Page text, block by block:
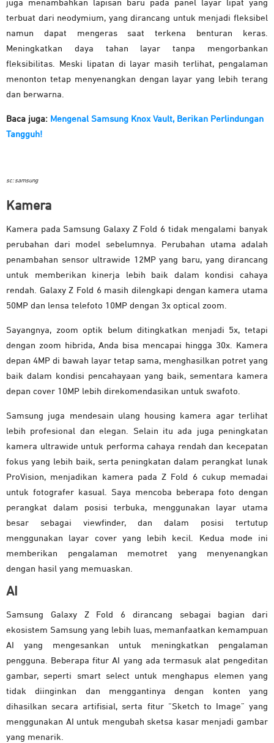
juga menambahkan lapisan baru pada panel layar lipat yang
terbuat dari neodymium, yang dirancang untuk menjadi fleksibel
namun dapat mengeras saat terkena benturan keras.
Meningkatkan daya tahan layar tanpa mengorbankan
fleksibilitas. Meski lipatan di layar masih terlihat, pengalaman
menonton tetap menyenangkan dengan layar yang lebih terang
dan berwarna.
Baca juga: Mengenal Samsung Knox Vault, Berikan Perlindungan
Tangguh!
sc: samsung
Kamera
Kamera pada Samsung Galaxy Z Fold 6 tidak mengalami banyak
perubahan dari model sebelumnya. Perubahan utama adalah
penambahan sensor ultrawide 12MP yang baru, yang dirancang
untuk memberikan kinerja lebih baik dalam kondisi cahaya
rendah. Galaxy Z Fold 6 masih dilengkapi dengan kamera utama
50MP dan lensa telefoto 10MP dengan 3x optical zoom.
Sayangnya, zoom optik belum ditingkatkan menjadi 5x, tetapi
dengan zoom hibrida, Anda bisa mencapai hingga 30x. Kamera
depan 4MP di bawah layar tetap sama, menghasilkan potret yang
baik dalam kondisi pencahayaan yang baik, sementara kamera
depan cover 10MP lebih direkomendasikan untuk swafoto.
Samsung juga mendesain ulang housing kamera agar terlihat
lebih profesional dan elegan. Selain itu ada juga peningkatan
kamera ultrawide untuk performa cahaya rendah dan kecepatan
fokus yang lebih baik, serta peningkatan dalam perangkat lunak
ProVision, menjadikan kamera pada Z Fold 6 cukup memadai
untuk fotografer kasual. Saya mencoba beberapa foto dengan
perangkat dalam posisi terbuka, menggunakan layar utama
besar sebagai viewfinder, dan dalam posisi tertutup
menggunakan layar cover yang lebih kecil. Kedua mode ini
memberikan pengalaman memotret yang menyenangkan
dengan hasil yang memuaskan.
AI
Samsung Galaxy Z Fold 6 dirancang sebagai bagian dari
ekosistem Samsung yang lebih luas, memanfaatkan kemampuan
AI yang mengesankan untuk meningkatkan pengalaman
pengguna. Beberapa fitur AI yang ada termasuk alat pengeditan
gambar, seperti smart select untuk menghapus elemen yang
tidak diinginkan dan menggantinya dengan konten yang
dihasilkan secara artifisial, serta fitur “Sketch to Image” yang
menggunakan AI untuk mengubah sketsa kasar menjadi gambar
yang menarik.